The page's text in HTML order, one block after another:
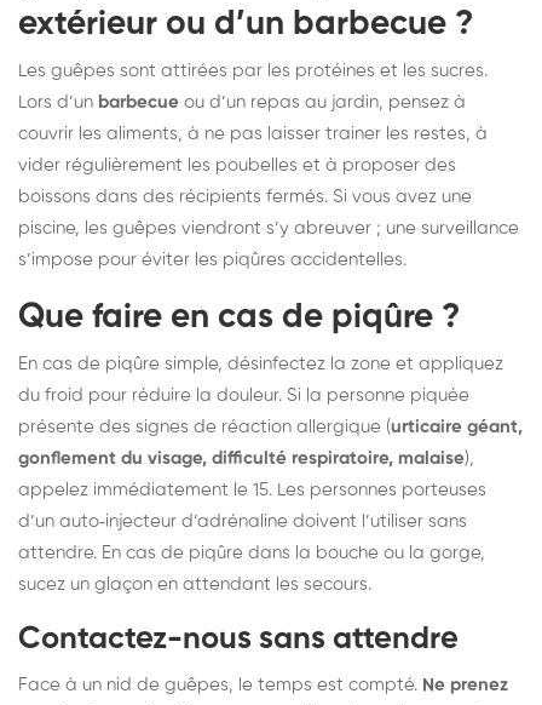
extérieur ou d’un barbecue ?
Les guêpes sont attirées par les protéines et les sucres.
Lors d’un barbecue ou d’un repas au jardin, pensez à
couvrir les aliments, à ne pas laisser trainer les restes, à
vider régulièrement les poubelles et à proposer des
boissons dans des récipients fermés. Si vous avez une
piscine, les guêpes viendront s’y abreuver ; une surveillance
s’impose pour éviter les piqûres accidentelles.
Que faire en cas de piqûre ?
En cas de piqûre simple, désinfectez la zone et appliquez
du froid pour réduire la douleur. Si la personne piquée
présente des signes de réaction allergique (urticaire géant,
gonflement du visage, difficulté respiratoire, malaise),
appelez immédiatement le 15. Les personnes porteuses
d’un auto‑injecteur d’adrénaline doivent l’utiliser sans
attendre. En cas de piqûre dans la bouche ou la gorge,
sucez un glaçon en attendant les secours.
Contactez-nous sans attendre
Face à un nid de guêpes, le temps est compté. Ne prenez